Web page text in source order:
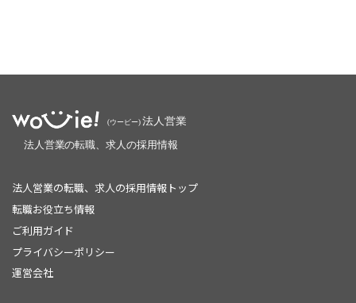
法人営業の転職、求人の採用情報トップ
転職お役立ち情報
ご利用ガイド
プライバシーポリシー
運営会社